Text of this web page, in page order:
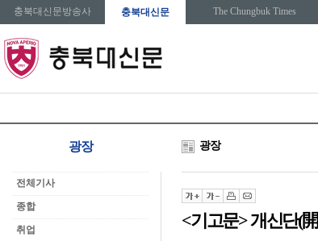
충북대신문방송사 충북대신문 The Chungbuk Times
광장
전체기사
종합
취업
광장
<기고문> 개신단(